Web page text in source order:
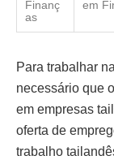
Finanç
as
em
Para trabalhar
necessário que
em empresas
oferta de
trabalho